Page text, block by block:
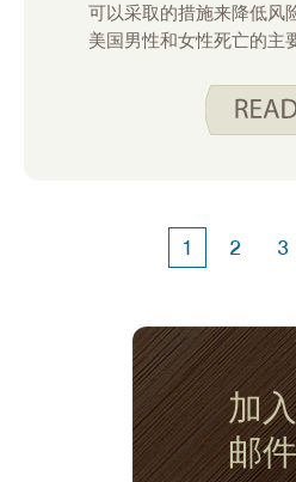
可以采取的措施来降低风
美国男性和女性死亡的主
是，我们可以选择健康的
患心脏病的可能性。以下
1 2 3
加
邮